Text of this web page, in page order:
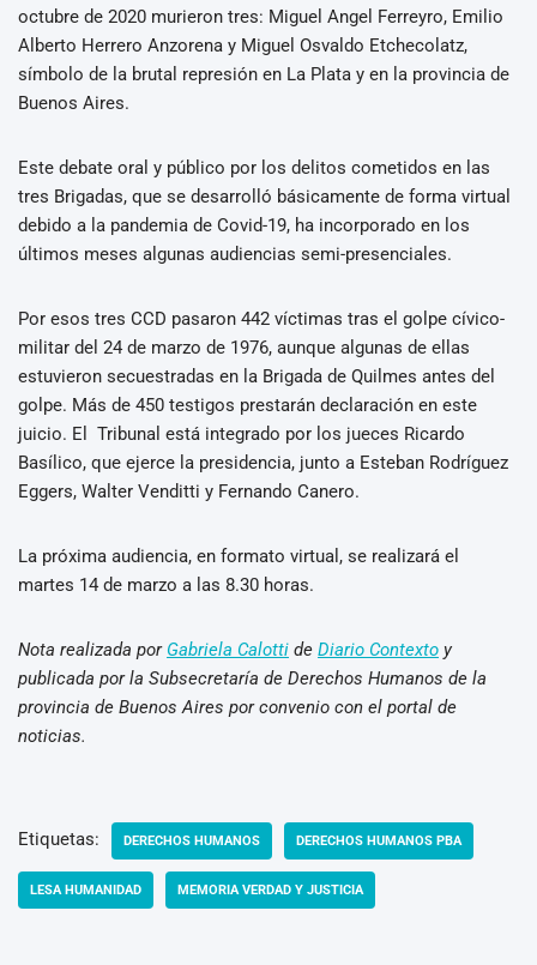
octubre de 2020 murieron tres: Miguel Angel Ferreyro, Emilio
Alberto Herrero Anzorena y Miguel Osvaldo Etchecolatz,
símbolo de la brutal represión en La Plata y en la provincia de
Buenos Aires.
Este debate oral y público por los delitos cometidos en las
tres Brigadas, que se desarrolló básicamente de forma virtual
debido a la pandemia de Covid-19, ha incorporado en los
últimos meses algunas audiencias semi-presenciales.
Por esos tres CCD pasaron 442 víctimas tras el golpe cívico-
militar del 24 de marzo de 1976, aunque algunas de ellas
estuvieron secuestradas en la Brigada de Quilmes antes del
golpe. Más de 450 testigos prestarán declaración en este
juicio. El Tribunal está integrado por los jueces Ricardo
Basílico, que ejerce la presidencia, junto a Esteban Rodríguez
Eggers, Walter Venditti y Fernando Canero.
La próxima audiencia, en formato virtual, se realizará el
martes 14 de marzo a las 8.30 horas.
Nota realizada por Gabriela Calotti de Diario Contexto y
publicada por la Subsecretaría de Derechos Humanos de la
provincia de Buenos Aires por convenio con el portal de
noticias.
Etiquetas: DERECHOS HUMANOS DERECHOS HUMANOS PBA
LESA HUMANIDAD MEMORIA VERDAD Y JUSTICIA